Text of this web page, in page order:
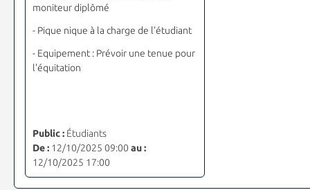
moniteur diplômé
- Pique nique à la charge de l'étudiant
- Equipement : Prévoir une tenue pour
l'équitation
Public :Étudiants
De :12/10/2025 09:00 au :
12/10/2025 17:00